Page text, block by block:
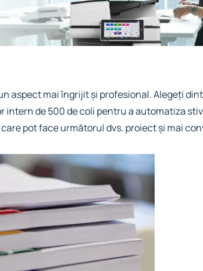
aspect mai îngrijit și profesional. Alegeți
de 500 de coli pentru a automatiza
pot face următorul dvs. proiect și mai